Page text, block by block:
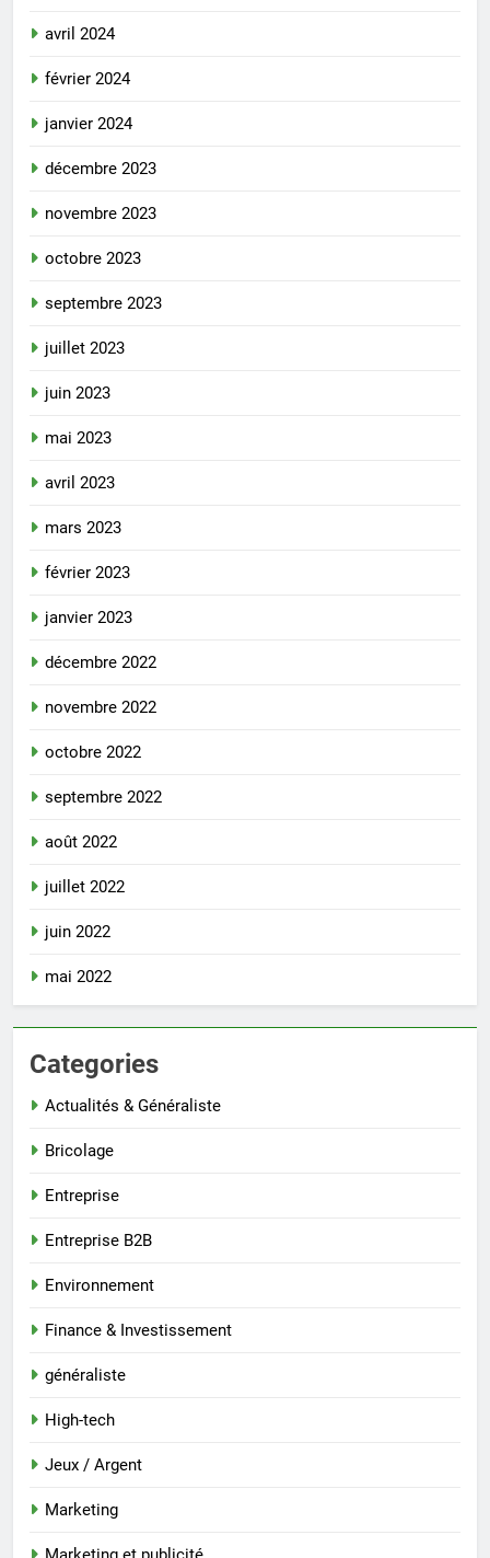
avril 2024
février 2024
janvier 2024
décembre 2023
novembre 2023
octobre 2023
septembre 2023
juillet 2023
juin 2023
mai 2023
avril 2023
mars 2023
février 2023
janvier 2023
décembre 2022
novembre 2022
octobre 2022
septembre 2022
août 2022
juillet 2022
juin 2022
mai 2022
Categories
Actualités & Généraliste
Bricolage
Entreprise
Entreprise B2B
Environnement
Finance & Investissement
généraliste
High-tech
Jeux / Argent
Marketing